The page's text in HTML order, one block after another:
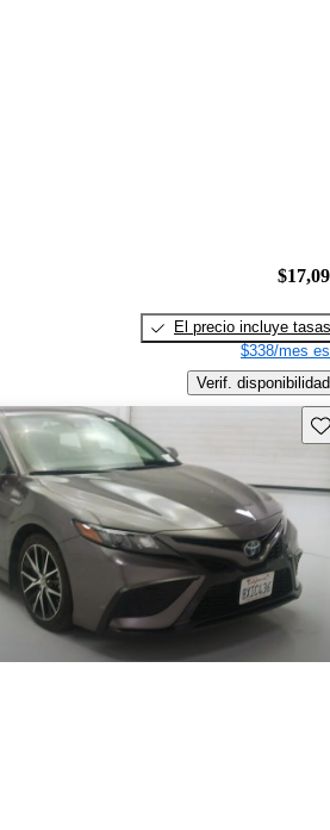
El precio incluye tasas
$338/mes
Verif. disponibilidad